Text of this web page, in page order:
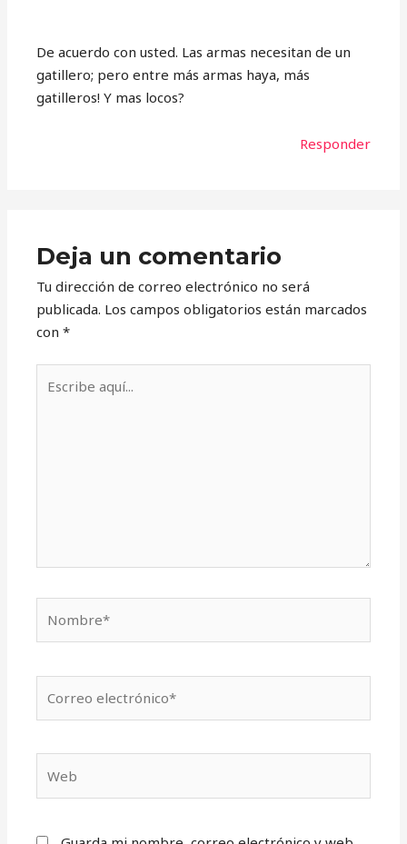
De acuerdo con usted. Las armas necesitan de un
gatillero; pero entre más armas haya, más
gatilleros! Y mas locos?
Responder
Deja un comentario
Tu dirección de correo electrónico no será
publicada. Los campos obligatorios están marcados
con*
aquí...
electrónico*